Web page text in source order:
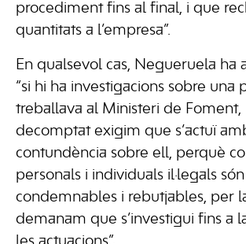
procediment fins al final, i que
quantitats a l’empresa”.
En qualsevol cas, Negueruela ha
“si hi ha investigacions sobre una
treballava al Ministeri de Foment,
decomptat exigim que s’actuï
contundència sobre ell, perquè
personals i individuals il·legals són
condemnables i rebutjables, per
demanam que s’investigui fins a